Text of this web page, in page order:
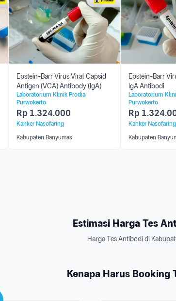
Epstein-Barr Virus Viral Capsid
Antigen (VCA) Antibody (IgA)
Laboratorium Klinik Prodia
Purwokerto
Rp 1.324.000
Kanker Nasofaring
Kabupaten Banyumas
Epstein-Barr
IgA Antibodi
Laboratorium
Purwokerto
Rp
Kanker Nasofaring
Kabupaten
Estimasi Harga Tes
Harga Tes Antibodi di
Kenapa Harus Booking